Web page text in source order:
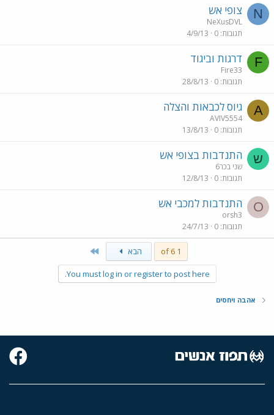
N צופי אש
NeXusDVL
תגובות 0
4/9/13
F דרגות וביגוד
Fire33
תגובות 0
28/8/13
A גיוס לכבאות והצלה
AVIV5554
תגובות 0
13/8/13
ש התנדבות בצופי אש
שני בכר6
תגובות 0
12/8/13
O התנדבות למכבי אש
orsh3
תגובות 0
24/7/13
1 of 6 הבא
You must log in or register to post here.
אהבה ויחסים